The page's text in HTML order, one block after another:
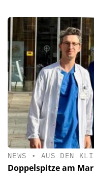
NEWS • AUS DEN
Doppelspitze am